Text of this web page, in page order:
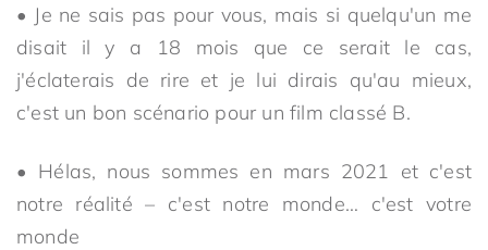
• Je ne sais pas pour vous, mais si quelqu'un me
disait il y a 18 mois que ce serait le cas,
j'éclaterais de rire et je lui dirais qu'au mieux,
c'est un bon scénario pour un film classé B.
• Hélas, nous sommes en mars 2021 et c'est
notre réalité – c'est notre monde… c'est votre
monde